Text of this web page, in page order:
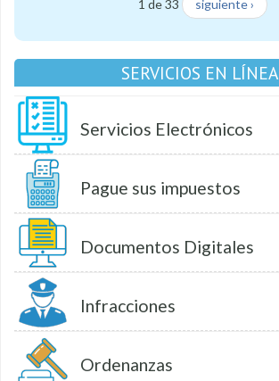
1 de 33 siguiente ›
SERVICIOS EN LÍNEA
Servicios Electrónicos
Pague sus impuestos
Documentos Digitales
Infracciones
Ordenanzas